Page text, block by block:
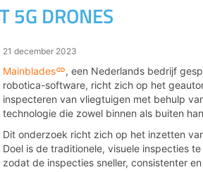
5G DRONES
21 december 2023
Mainblades
, een Nederlands bedrijf
robotica-software, richt zich op het
inspecteren van vliegtuigen met behulp
technologie die zowel binnen als buiten
Dit onderzoek richt zich op het inzetten
Doel is de traditionele, visuele inspecties
zodat de inspecties sneller, consistenter